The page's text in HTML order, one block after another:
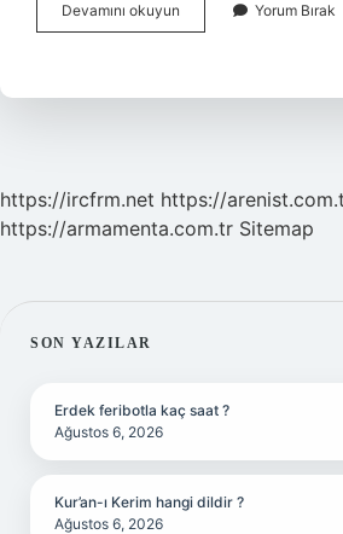
Devamını okuyun
Ve
Demek
Yorum Bırak
https://ircfrm.net https://
https://armamenta.com.tr Sitemap
SIDEBAR
SON YAZILAR
Erdek feribotla kaç saat ?
Ağustos 6, 2026
Kur’an-ı Kerim hangi dildir ?
Ağustos 6, 2026